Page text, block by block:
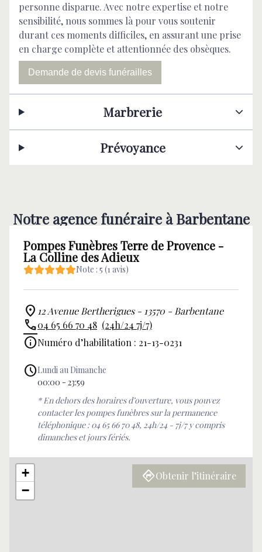
personne disparue. Avec notre expertise et notre
sensibilité, nous sommes là pour vous soutenir
durant ces moments difficiles, en assurant une prise
en charge complète et attentionnée des obsèques.
Demande de devis funérailles
Marbrerie
Prévoyance
Notre agence funéraire à Barbentane
Pompes Funèbres Terre de Provence -
La Colline des Adieux
Note : 5 (1 avis)
12 Avenue Bertherigues - 13570 - Barbentane
04 65 66 70 48 (24h/24 7j/7)
Numéro d’habilitation : 21-13-0231
Lundi au Dimanche
00:00 - 23:59
* En dehors des horaires d’ouverture, vous pouvez
contacter les pompes funèbres sur la permanence
téléphonique : 04 65 66 70 48, 24h/24 - 7j/7 y compris
dimanches et jours fériés.
+
−
Obtenir l’itinéraire